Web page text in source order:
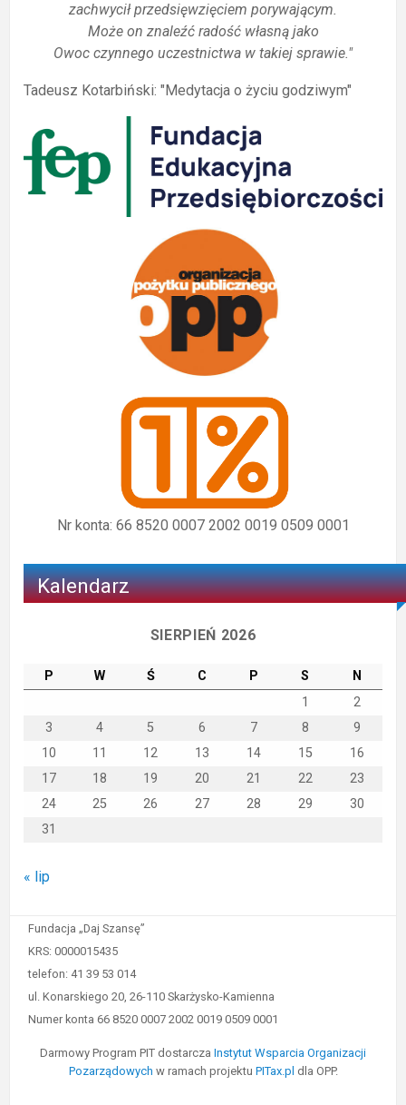
zachwycił przedsięwzięciem porywającym.
Może on znaleźć radość własną jako
Owoc czynnego uczestnictwa w takiej sprawie."
Tadeusz Kotarbiński: "Medytacja o życiu godziwym"
Nr konta: 66 8520 0007 2002 0019 0509 0001
Kalendarz
SIERPIEŃ 2026
P W Ś C P S
N
1
2
3
4 5 6 7 8
9
10
11 12 13 14 15
16
17
18 19 20 21 22
23
24
25 26 27 28 29
30
31
« lip
Fundacja „Daj Szansę”
KRS: 0000015435
telefon: 41 39 53 014
ul. Konarskiego 20, 26-110 Skarżysko-Kamienna
Numer konta 66 8520 0007 2002 0019 0509 0001
Darmowy Program PIT dostarcza Instytut Wsparcia Organizacji
Pozarządowych w ramach projektu PITax.pl dla OPP.